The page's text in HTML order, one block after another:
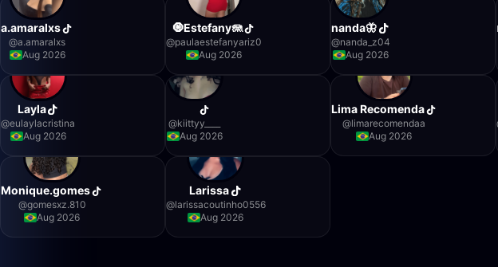
a.amaralxs
@a.amaralxs
Aug 2026
🧿Estefany🪼
@paulaestefanyariz0
Aug 2026
nanda🦋
@nanda_z04
Aug 2026
Layla
@eulaylacristina
Aug 2026
@kiittyy____
Aug 2026
Lima Recomenda
@limarecomendaa
Aug 2026
Monique.gomes
@gomesxz.810
Aug 2026
Larissa
@larissacoutinho0556
Aug 2026